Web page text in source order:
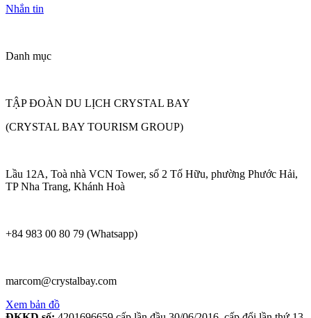
Nhắn tin
Danh mục
TẬP ĐOÀN DU LỊCH CRYSTAL BAY
(CRYSTAL BAY TOURISM GROUP)
Lầu 12A, Toà nhà VCN Tower, số 2 Tố Hữu, phường Phước Hải,
TP Nha Trang, Khánh Hoà
+84 983 00 80 79 (Whatsapp)
marcom@crystalbay.com
Xem bản đồ